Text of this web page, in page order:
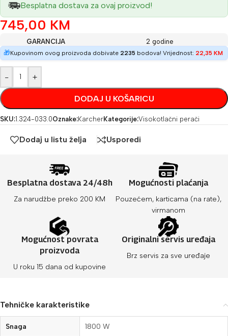
Besplatna dostava za ovaj proizvod!
745,00 KM
GARANCIJA
2 godine
🎁Kupovinom ovog proizvoda dobivate 2235 bodova! Vrijednost: 22,35 KM
- +
DODAJ U KOŠARICU
SKU:1.324-033.0Oznake:KarcherKategorije:Visokotlačni perači
Dodaj u listu želja Usporedi
Besplatna dostava 24/48h
Za narudžbe preko 200 KM
Mogućnosti plaćanja
Pouzećem, karticama (na rate),
virmanom
Mogućnost povrata
proizvoda
U roku 15 dana od kupovine
Originalni servis uređaja
Brz servis za sve uređaje
Tehničke karakteristike
Snaga 1800 W